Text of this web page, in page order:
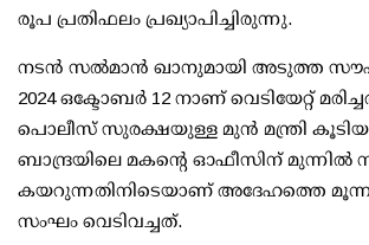
രൂപ പ്രതിഫലം പ്രഖ്യാപിച്ചിരുന്നു.
നടന്‍ സല്‍മാന്‍ ഖാനുമായി അടുത്ത
2024 ഒക്ടോബര്‍ 12 നാണ് വെടിയേറ്റ്
പൊലീസ് സുരക്ഷയുള്ള മുന്‍ മന്ത്രി
ബാന്ദ്രയിലെ മകന്റെ ഓഫീസിന് മുന്നില്‍
കയറുന്നതിനിടെയാണ് അദേഹത്തെ
സംഘം വെടിവച്ചത്.